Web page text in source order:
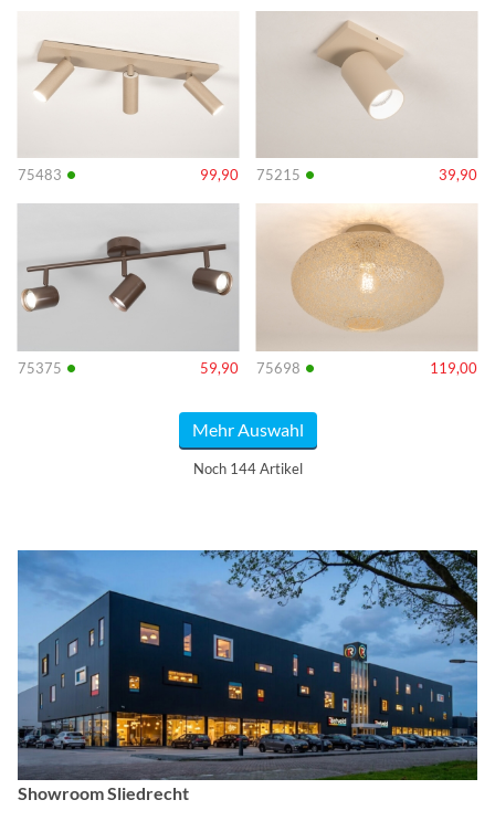
75483 • 99,90 75215 • 39,90
Info
75375 • 59,90
Info
75698 • 119,00
Info
Mehr Auswahl
Noch 144 Artikel
Showroom Sliedrecht